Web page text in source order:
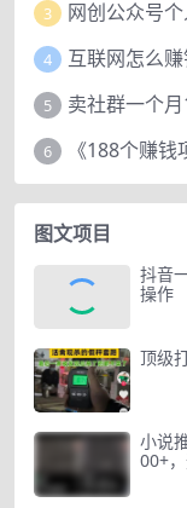
3
4 互联网怎么
5 卖社群一个
6
图文项目
抖音
操作
顶级
小说
00+，